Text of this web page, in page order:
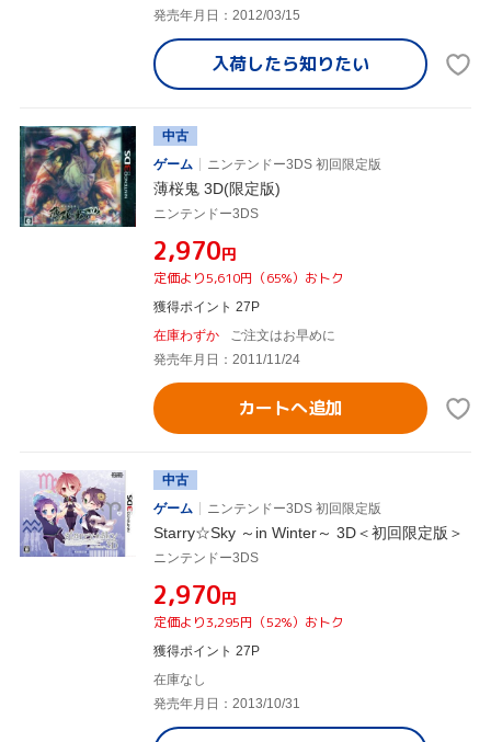
発売年月日：2012/03/15
入荷したら知りたい
中古
ゲーム
ニンテンドー3DS 初回限定版
薄桜鬼 3D(限定版)
ニンテンドー3DS
¥2,970円
定価より5,610円（65%）おトク
獲得ポイント 27P
在庫わずか
ご注文はお早めに
発売年月日：2011/11/24
カートへ追加
中古
ゲーム
ニンテンドー3DS 初回限定版
Starry☆Sky ～in Winter～ 3D＜初回限定版＞
ニンテンドー3DS
¥2,970円
定価より3,295円（52%）おトク
獲得ポイント 27P
在庫なし
発売年月日：2013/10/31